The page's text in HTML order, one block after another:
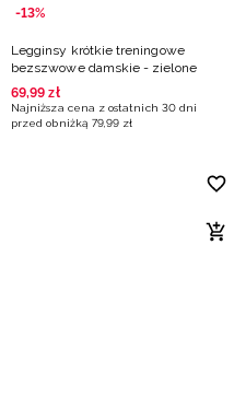
-13%
Legginsy krótkie treningowe
bezszwowe damskie - zielone
69,99 zł
Najniższa cena z ostatnich 30 dni
przed obniżką 79,99 zł